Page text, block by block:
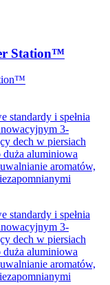
Station™
standardy i spełnia
3-
dech w piersiach
aluminiowa
aromatów,
standardy i spełnia
3-
dech w piersiach
aluminiowa
aromatów,